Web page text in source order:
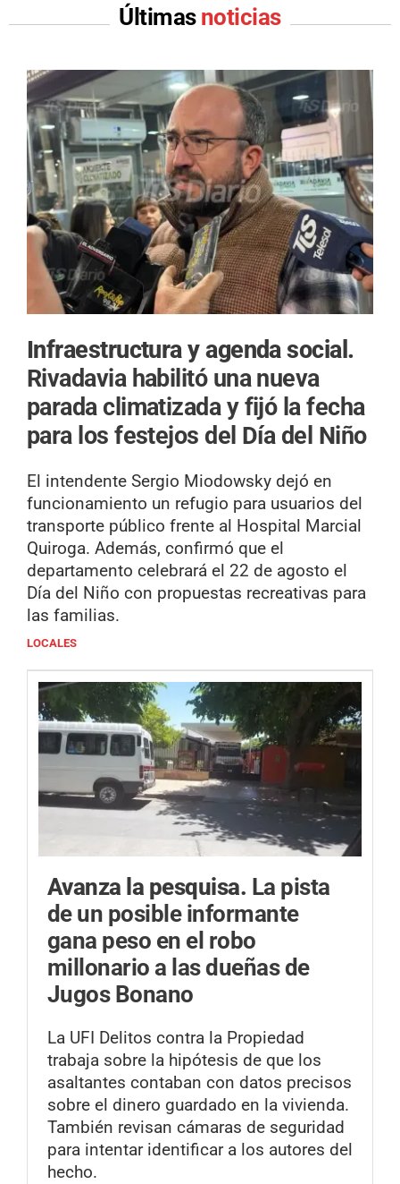
Últimas noticias
Infraestructura y agenda social.
Rivadavia habilitó una nueva
parada climatizada y fijó la fecha
para los festejos del Día del Niño
El intendente Sergio Miodowsky dejó en
funcionamiento un refugio para usuarios del
transporte público frente al Hospital Marcial
Quiroga. Además, confirmó que el
departamento celebrará el 22 de agosto el
Día del Niño con propuestas recreativas para
las familias.
LOCALES
Avanza la pesquisa. La pista
de un posible informante
gana peso en el robo
millonario a las dueñas de
Jugos Bonano
La UFI Delitos contra la Propiedad
trabaja sobre la hipótesis de que los
asaltantes contaban con datos precisos
sobre el dinero guardado en la vivienda.
También revisan cámaras de seguridad
para intentar identificar a los autores del
hecho.